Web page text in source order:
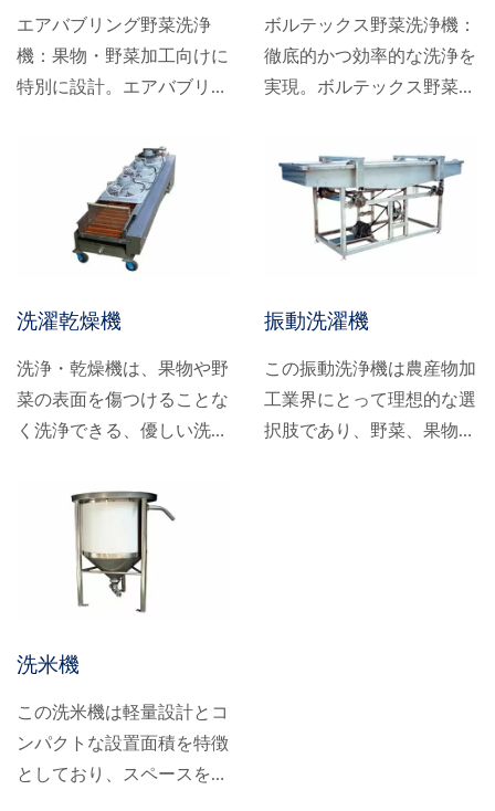
タンクで殺菌処理を繰り返
し、第5タンクで清水です
すぎ、第6タンクで最終す
洗浄ニーズに対応できるよ
うカスタマイズ可能です。
エアバブリング野菜洗浄
機：果物・野菜加工向けに
特別に設計。エアバブリン
菜加工業界向けに特別に設
計されており、農産物から
不純物、虫、毛を取り除く
ための特殊な機能を備えて
います。独自の設計原理に
と下から上への気泡洗浄を
組み合わせた二重洗浄方式
を採用し、野菜を徹底的に
洗浄することで、食品の安
ボルテックス野菜洗浄機：
徹底的かつ効率的な洗浄を
実現。ボルテックス野菜洗
用。強力な水流を発生さ
せ、野菜の表面から汚れ、
砂、その他の不純物を効果
れにより、野菜の衛生と安
全を確保します。
洗濯乾燥機
洗浄・乾燥機は、果物や野
菜の表面を傷つけることな
く洗浄できる、優しい洗浄
かいブラシの設計により、
表面の汚れや不純物を優し
く除去し、農産物の外観と
品質を保ちます。自動コン
ベア洗浄は、この機械の大
能は手作業による洗浄に代
わるため、時間と人件費を
大幅に削減し、生産効率を
大幅に向上させます。
振動洗濯機
この振動洗浄機は農産物加
工業界にとって理想的な選
択肢であり、野菜、果物、
洗米機
この洗米機は軽量設計とコ
ンパクトな設置面積を特徴
としており、スペースを柔